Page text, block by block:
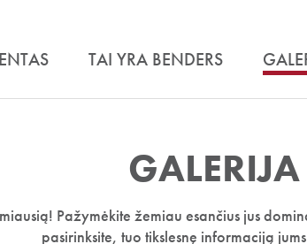
TAI YRA BENDERS
GALERIJA
Pažymėkite žemiau esančius jus
pasirinksite, tuo tikslesnę informaciją